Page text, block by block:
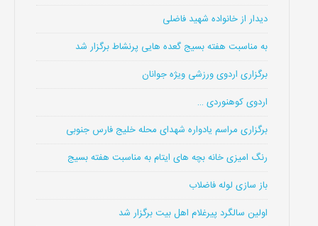
دیدار از خانواده شهید فاضلی
به مناسبت هفته بسیج گعده هایی پرنشاط برگزار شد
برگزاری اردوی ورزشی ویژه جوانان
اردوی کوهنوردی …
برگزاری مراسم یادواره شهدای محله خلیج فارس جنوبی
رنگ امیزی خانه بچه های ایتام به مناسبت هفته بسیج
باز سازی لوله فاضلاب
اولین سالگرد پیرغلام اهل بیت برگزار شد